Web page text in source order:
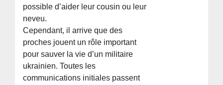
possible d’aider leur cousin ou leur
neveu.
Cependant, il arrive que des
proches jouent un rôle important
pour sauver la vie d’un militaire
ukrainien. Toutes les
communications initiales passent